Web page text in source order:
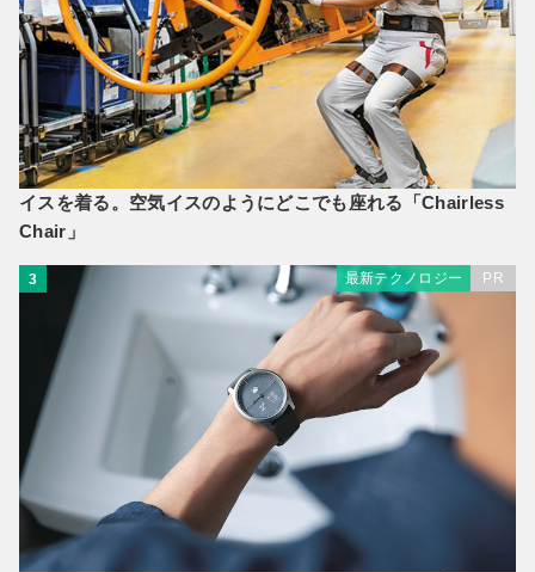
イスを着る。空気イスのようにどこでも座れる「Chairless
Chair」
3 最新テクノロジー PR